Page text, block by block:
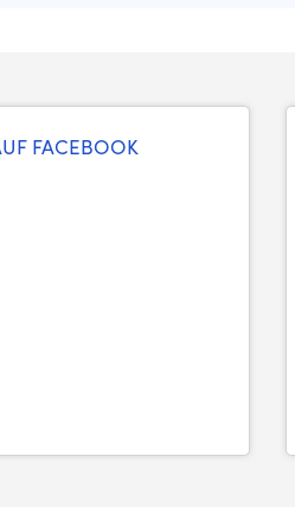
FACEBOOK